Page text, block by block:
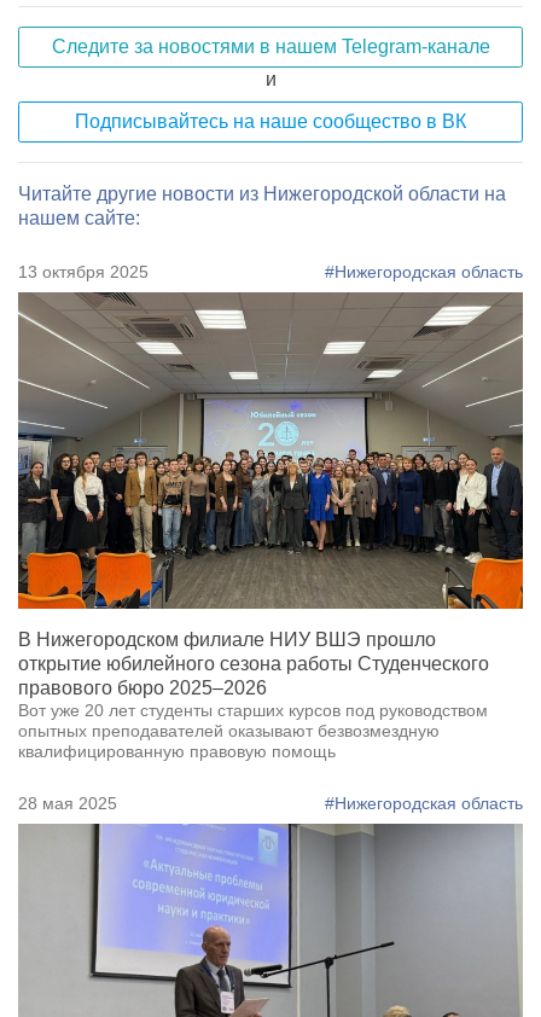
Следите за новостями в нашем Telegram-канале
и
Подписывайтесь на наше сообщество в ВК
Читайте другие новости из Нижегородской области на
нашем сайте:
13 октября 2025 #Нижегородская область
В Нижегородском филиале НИУ ВШЭ прошло
открытие юбилейного сезона работы Студенческого
правового бюро 2025–2026
Вот уже 20 лет студенты старших курсов под руководством
опытных преподавателей оказывают безвозмездную
квалифицированную правовую помощь
28 мая 2025 #Нижегородская область